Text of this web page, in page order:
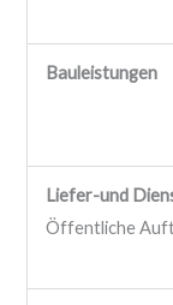
Bauleistungen
Liefer-und
Öffentliche